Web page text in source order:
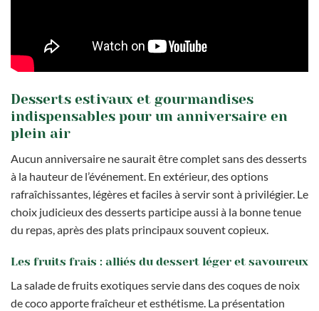
Desserts estivaux et gourmandises
indispensables pour un anniversaire en
plein air
Aucun anniversaire ne saurait être complet sans des desserts
à la hauteur de l’événement. En extérieur, des options
rafraîchissantes, légères et faciles à servir sont à privilégier. Le
choix judicieux des desserts participe aussi à la bonne tenue
du repas, après des plats principaux souvent copieux.
Les fruits frais : alliés du dessert léger et savoureux
La salade de fruits exotiques servie dans des coques de noix
de coco apporte fraîcheur et esthétisme. La présentation